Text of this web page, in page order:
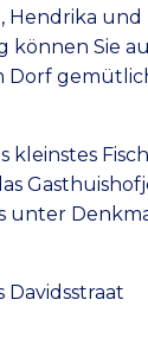
Hendrika und
können Sie
Dorf
kleinstes
unter
Davidsstraat